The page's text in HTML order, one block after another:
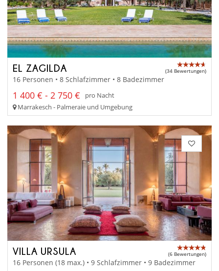
EL ZAGILDA (34 Bewertungen)
16 Personen • 8 Schlafzimmer • 8 Badezimmer
1 400 € - 2 750 €
pro Nacht
Marrakesch - Palmeraie und Umgebung
VILLA URSULA (6 Bewertungen)
16 Personen (18 max.) • 9 Schlafzimmer • 9 Badezimmer